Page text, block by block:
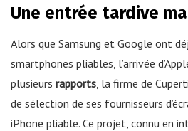
Une entrée tardive
Alors que Samsung et Google ont
smartphones pliables, l’arrivée
plusieurs rapports , la firme de
de sélection de ses fournisseurs
iPhone pliable. Ce projet, connu en